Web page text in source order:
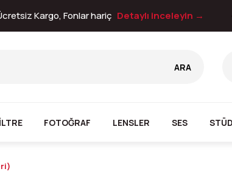
Kargo, Fonlar hariç Detaylı inceleyin →
ARA
FOTOĞRAF LENSLER SES